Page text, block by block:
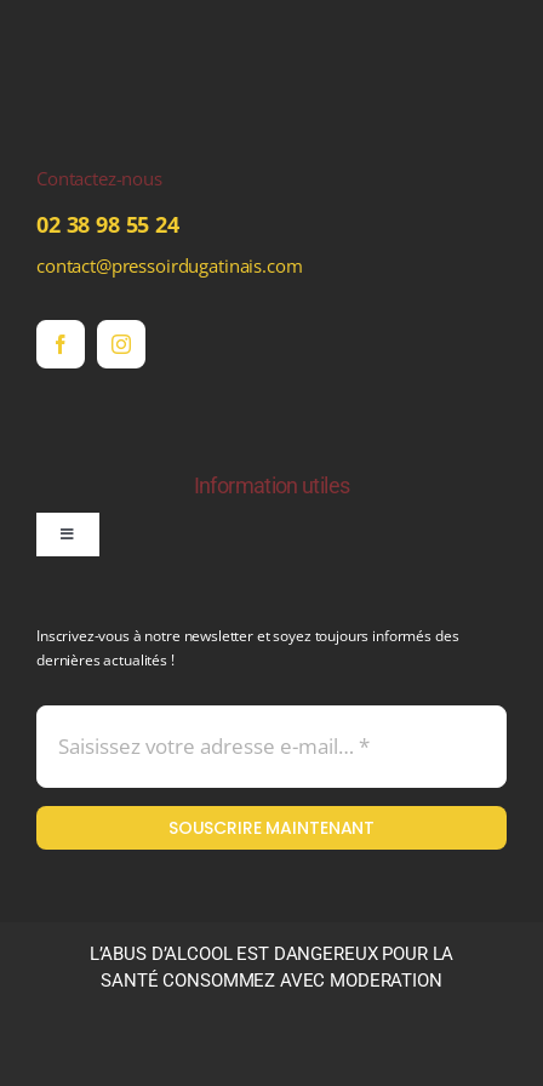
Contactez-nous
02 38 98 55 24
contact@pressoirdugatinais.com
Information utiles
Toggle
Mentions légales
Politique en matière de remboursements et de retours
Inscrivez-vous à notre newsletter et soyez toujours informés des
dernières actualités !
SOUSCRIRE MAINTENANT
L’ABUS D’ALCOOL EST DANGEREUX POUR LA
SANTÉ CONSOMMEZ AVEC MODERATION